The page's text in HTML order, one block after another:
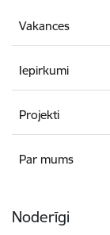
Vakances
Iepirkumi
Projekti
Par mums
Noderīgi